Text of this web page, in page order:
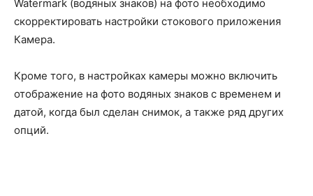
Watermark (водяных знаков) на фото необходимо
скорректировать настройки стокового приложения
Камера.
Кроме того, в настройках камеры можно включить
отображение на фото водяных знаков с временем и
датой, когда был сделан снимок, а также ряд других
опций.